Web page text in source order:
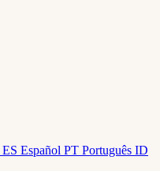
ES Español PT Português ID